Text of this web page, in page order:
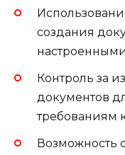
создания
Контроль за
документов
требованиям
Возможность